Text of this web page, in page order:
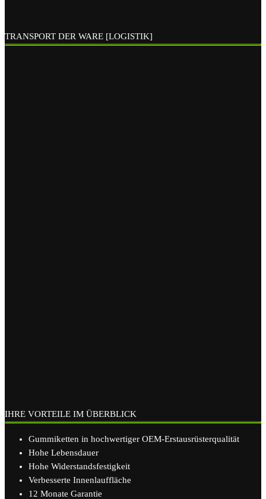
TRANSPORT DER WARE [LOGISTIK]
IHRE VORTEILE IM ÜBERBLICK
Gummiketten in hochwertiger OEM-Erstausrüsterqualität
Hohe Lebensdauer
Hohe Widerstandsfestigkeit
Verbesserte Innenlauffläche
12 Monate Garantie